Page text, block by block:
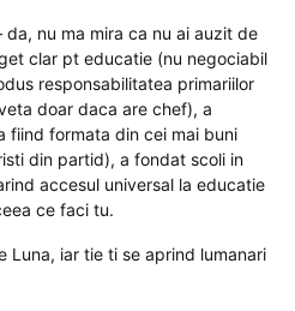
da, nu ma mira ca nu ai auzit de
clar pt educatie (nu negociabil
responsabilitatea primariilor
doar daca are chef), a
fiind formata din cei mai buni
din partid), a fondat scoli in
accesul universal la educatie
ce faci tu.
Luna, iar tie ti se aprind lumanari